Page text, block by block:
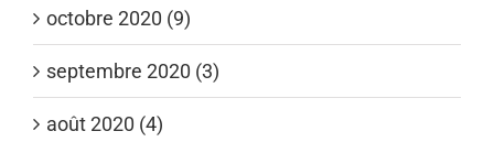
octobre 2020 (9)
septembre 2020 (3)
août 2020 (4)